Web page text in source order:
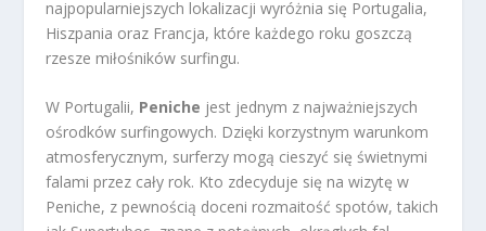
najpopularniejszych lokalizacji wyróżnia się Portugalia,
Hiszpania oraz Francja, które każdego roku goszczą
rzesze miłośników surfingu.
W Portugalii, Peniche jest jednym z najważniejszych
ośrodków surfingowych. Dzięki korzystnym warunkom
atmosferycznym, surferzy mogą cieszyć się świetnymi
falami przez cały rok. Kto zdecyduje się na wizytę w
Peniche, z pewnością doceni rozmaitość spotów, takich